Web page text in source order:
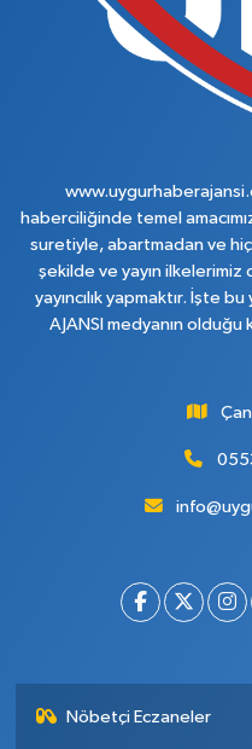
haberciliğinde temel
suretiyle, abartmadan ve
şekilde ve yayın
yayıncılık yapmaktır. İşte
AJANSI medyanın olduğu
Nöbetçi Eczaneler